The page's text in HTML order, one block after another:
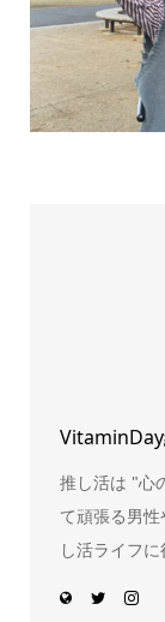
推し活は "心
て頑張る男
し活ライフ